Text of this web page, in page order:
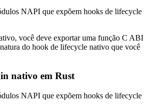
NAPI que expõem hooks de lifecycle
você deve exportar uma função C ABI
do hook de lifecycle nativo que você
nativo em Rust
NAPI que expõem hooks de lifecycle